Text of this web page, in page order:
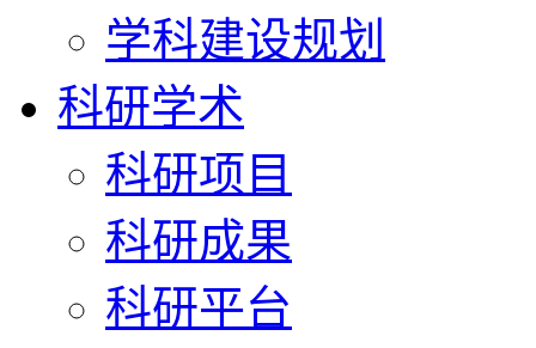
学科建设规划
科研学术
科研项目
科研成果
科研平台